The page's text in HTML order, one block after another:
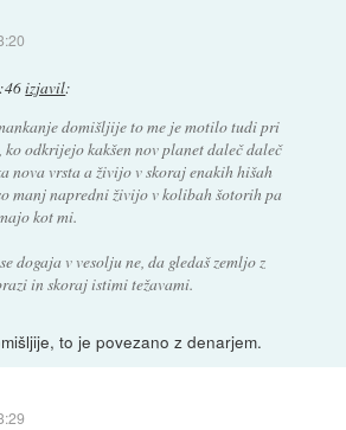
izjavil:
domišljije to me je motilo tudi pri
odkrijejo kakšen nov planet daleč daleč
nova vrsta a živijo v skoraj enakih hišah
manj napredni živijo v kolibah šotorih pa
kot mi.
dogaja v vesolju ne, da gledaš zemljo z
in skoraj istimi težavami.
to je povezano z denarjem.